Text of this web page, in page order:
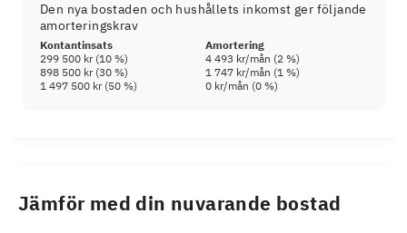
Den nya bostaden och hushållets inkomst ger följande
amorteringskrav
Kontantinsats
Amortering
299 500 kr(10 %) 4 493 kr/mån (2 %)
898 500 kr(30 %) 1 747 kr/mån (1 %)
1 497 500 kr(50 %) 0 kr/mån (0 %)
Jämför med din nuvarande bostad